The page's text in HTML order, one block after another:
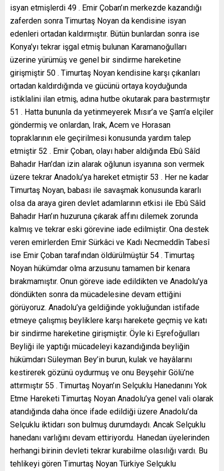
isyan etmişlerdi 49 . Emir Çoban’ın merkezde kazandığı
zaferden sonra Timurtaş Noyan da kendisine isyan
edenleri ortadan kaldırmıştır. Bütün bunlardan sonra ise
Konya’yı tekrar işgal etmiş bulunan Karamanoğulları
üzerine yürümüş ve genel bir sindirme hareketine
girişmiştir 50 . Timurtaş Noyan kendisine karşı çıkanları
ortadan kaldırdığında ve gücünü ortaya koyduğunda
istiklalini ilan etmiş, adına hutbe okutarak para bastırmıştır
51 . Hatta bununla da yetinmeyerek Mısır’a ve Şam’a elçiler
göndermiş ve onlardan, Irak, Acem ve Horasan
topraklarının ele geçirilmesi konusunda yardım talep
etmiştir 52 . Emir Çoban, olayı haber aldığında Ebû Sâîd
Bahadır Han’dan izin alarak oğlunun isyanına son vermek
üzere tekrar Anadolu’ya hareket etmiştir 53 . Her ne kadar
Timurtaş Noyan, babası ile savaşmak konusunda kararlı
olsa da araya giren devlet adamlarının etkisi ile Ebû Sâîd
Bahadır Han’ın huzuruna çıkarak affını dilemek zorunda
kalmış ve tekrar eski görevine iade edilmiştir. Ona destek
veren emirlerden Emir Sürkâci ve Kadı Necmeddîn Tabesî
ise Emir Çoban tarafından öldürülmüştür 54 . Timurtaş
Noyan hükümdar olma arzusunu tamamen bir kenara
bırakmamıştır. Onun göreve iade edildikten ve Anadolu’ya
döndükten sonra da mücadelesine devam ettiğini
görüyoruz. Anadolu’ya geldiğinde yokluğundan istifade
etmeye çalışmış beyliklere karşı harekete geçmiş ve katı
bir sindirme hareketine girişmiştir. Öyle ki Eşrefoğulları
Beyliği ile yaptığı mücadeleyi kazandığında beyliğin
hükümdarı Süleyman Bey’in burun, kulak ve hayâlarını
kestirerek gözünü oydurmuş ve onu Beyşehir Gölü’ne
attırmıştır 55 . Timurtaş Noyan’ın Selçuklu Hanedanını Yok
Etme Hareketi Timurtaş Noyan Anadolu’ya genel vali olarak
atandığında daha önce ifade edildiği üzere Anadolu’da
Selçuklu iktidarı son bulmuş durumdaydı. Ancak Selçuklu
hanedanı varlığını devam ettiriyordu. Hanedan üyelerinden
herhangi birinin devleti tekrar kurabilme olasılığı vardı. Bu
tehlikeyi gören Timurtaş Noyan Türkiye Selçuklu